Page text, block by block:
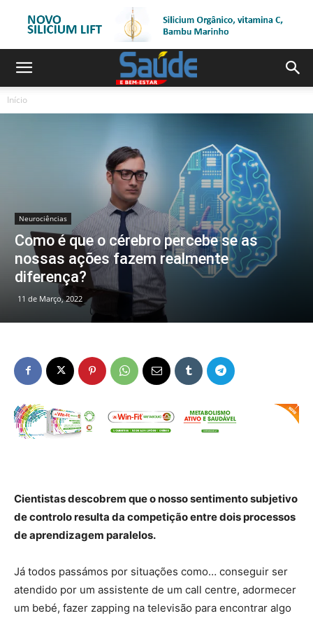
Início
Neurociências
Como é que o cérebro percebe se as
nossas ações fazem realmente
diferença?
11 de Março, 2022
Cientistas descobrem que o nosso sentimento subjetivo
de controlo resulta da competição entre dois processos
de aprendizagem paralelos.
Já todos passámos por situações como… conseguir ser
atendido por um assistente de um call centre, adormecer
um bebé, fazer zapping na televisão para encontrar algo